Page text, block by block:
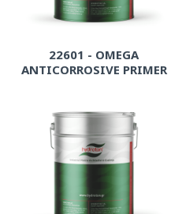
22601 - OMEGA
ANTICORROSIVE PRIMER